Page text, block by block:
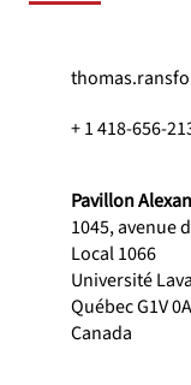
+ 1 418-656-
Pavillon
1045, avenue
Local 1066
Université
Québec G1V
Canada